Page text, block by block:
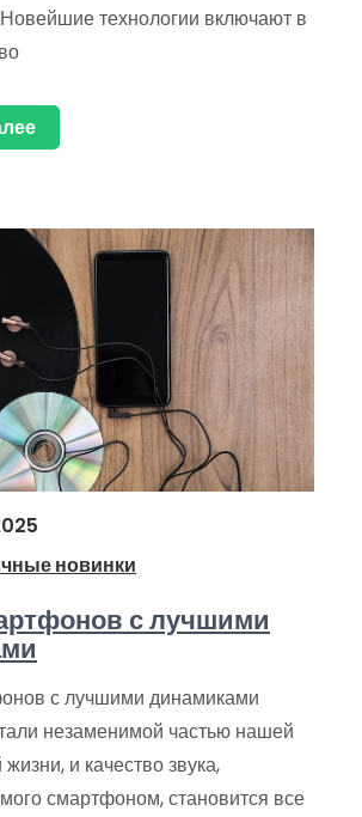
технологии включают в
новинки
с лучшими
с лучшими динамиками
незаменимой частью нашей
и качество звука,
смартфоном, становится все